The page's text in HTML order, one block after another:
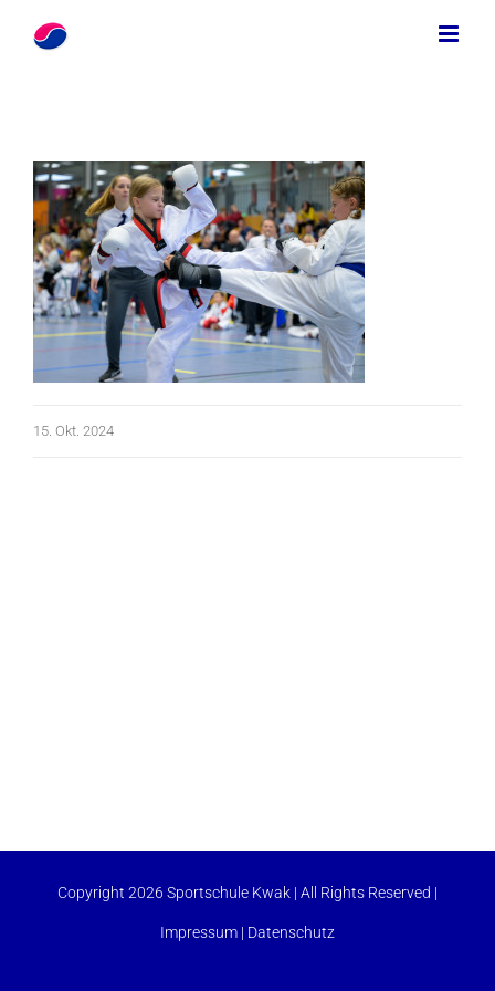
Zum
Inhalt
15. Okt. 2024
Copyright 2026 Sportschule Kwak | All Rights Reserved |
Impressum | Datenschutz